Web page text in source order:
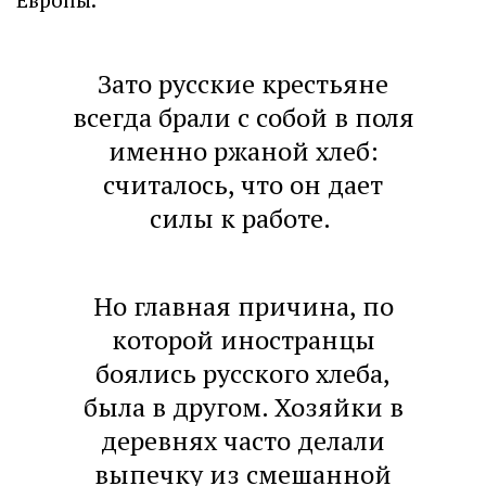
Зато русские крестьяне
всегда брали с собой в поля
именно ржаной хлеб:
считалось, что он дает
силы к работе.
Но главная причина, по
которой иностранцы
боялись русского хлеба,
была в другом. Хозяйки в
деревнях часто делали
выпечку из смешанной